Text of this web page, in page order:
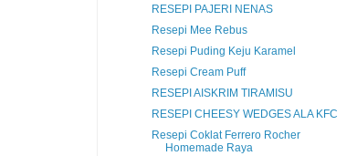
RESEPI PAJERI NENAS
Resepi Mee Rebus
Resepi Puding Keju Karamel
Resepi Cream Puff
RESEPI AISKRIM TIRAMISU
RESEPI CHEESY WEDGES ALA KFC
Resepi Coklat Ferrero Rocher
Homemade Raya